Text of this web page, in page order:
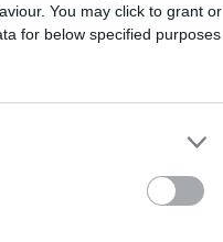
You may click to grant or
for below specified purposes
sa 3:1 u
4